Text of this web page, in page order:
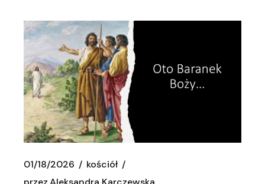
01/18/2026
kościół